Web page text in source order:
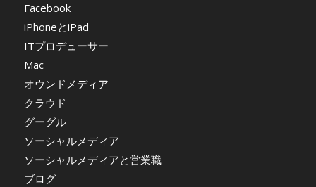
Facebook
iPhoneとiPad
ITプロデューサー
Mac
オウンドメディア
クラウド
グーグル
ソーシャルメディア
ソーシャルメディアと営業職
ブログ